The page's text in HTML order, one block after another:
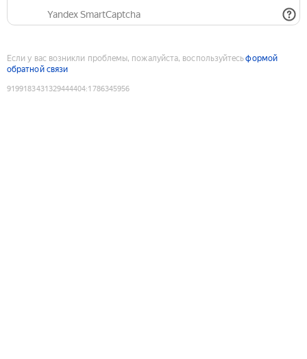
Yandex SmartCaptcha
Если у вас возникли проблемы, пожалуйста, воспользуйтесьформой
обратной связи
9199183431329444404:1786345956